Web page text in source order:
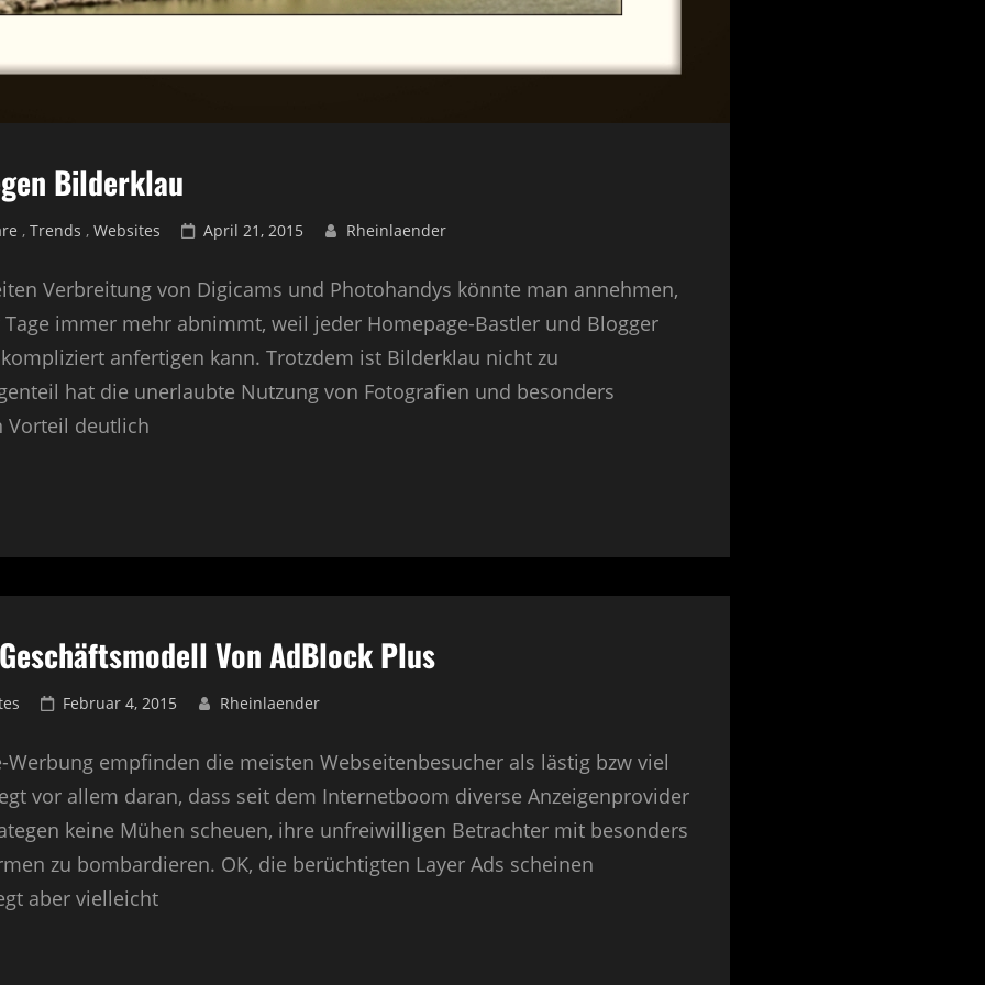
Bilderklau
, Trends , Websites
Posted
April 21, 2015 Rheinlaender
Verbreitung von Digicams und Photohandys könnte man annehmen,
immer mehr abnimmt, weil jeder Homepage-Bastler und Blogger
anfertigen kann. Trotzdem ist Bilderklau nicht zu
hat die unerlaubte Nutzung von Fotografien und besonders
Vorteil deutlich
Von AdBlock Plus
Posted
Februar 4, 2015 Rheinlaender
empfinden die meisten Webseitenbesucher als lästig bzw viel
vor allem daran, dass seit dem Internetboom diverse Anzeigenprovider
keine Mühen scheuen, ihre unfreiwilligen Betrachter mit besonders
zu bombardieren. OK, die berüchtigten Layer Ads scheinen
aber vielleicht